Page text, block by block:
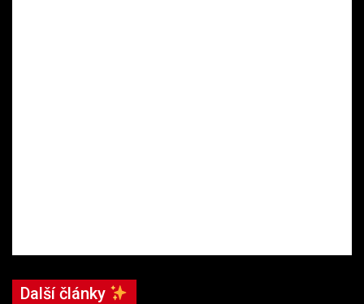
Další články